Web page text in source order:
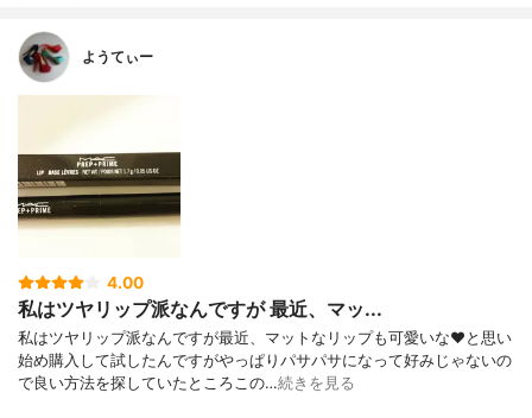
ようてぃー
4.00
私はツヤリップ派なんですが 最近、マッ...
私はツヤリップ派なんですが最近、マットなリップも可愛いな❤と思い
始め購入して試したんですがやっぱりパサパサになって好みじゃないの
で良い方法を探していたところこの…続きを見る